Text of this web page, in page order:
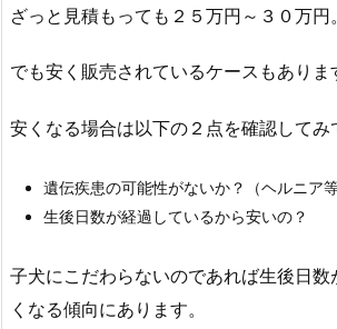
ざっと見積もっても２５万円～３０万円。
でも安く販売されているケースもありま
安くなる場合は以下の２点を確認してみ
遺伝疾患の可能性がないか？（ヘルニア等
生後日数が経過しているから安いの？
子犬にこだわらないのであれば生後日
くなる傾向にあります。